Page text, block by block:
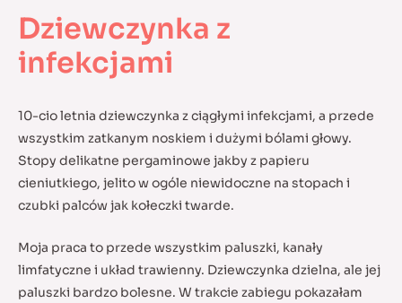
Dziewczynka z
infekcjami
10-cio letnia dziewczynka z ciągłymi infekcjami, a przede
wszystkim zatkanym noskiem i dużymi bólami głowy.
Stopy delikatne pergaminowe jakby z papieru
cieniutkiego, jelito w ogóle niewidoczne na stopach i
czubki palców jak kołeczki twarde.
Moja praca to przede wszystkim paluszki, kanały
limfatyczne i układ trawienny. Dziewczynka dzielna, ale jej
paluszki bardzo bolesne. W trakcie zabiegu pokazałam